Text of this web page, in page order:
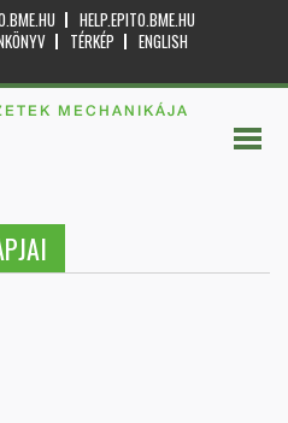
HELP.EPITO.BME.HU
TÉRKÉP
ENGLISH
MECHANIKÁJA